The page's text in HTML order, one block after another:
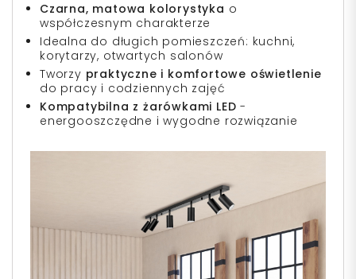
Czarna, matowa kolorystyka o
współczesnym charakterze
Idealna do długich pomieszczeń: kuchni,
korytarzy, otwartych salonów
Tworzy praktyczne i komfortowe oświetlenie
do pracy i codziennych zajęć
Kompatybilna z żarówkami LED -
energooszczędne i wygodne rozwiązanie